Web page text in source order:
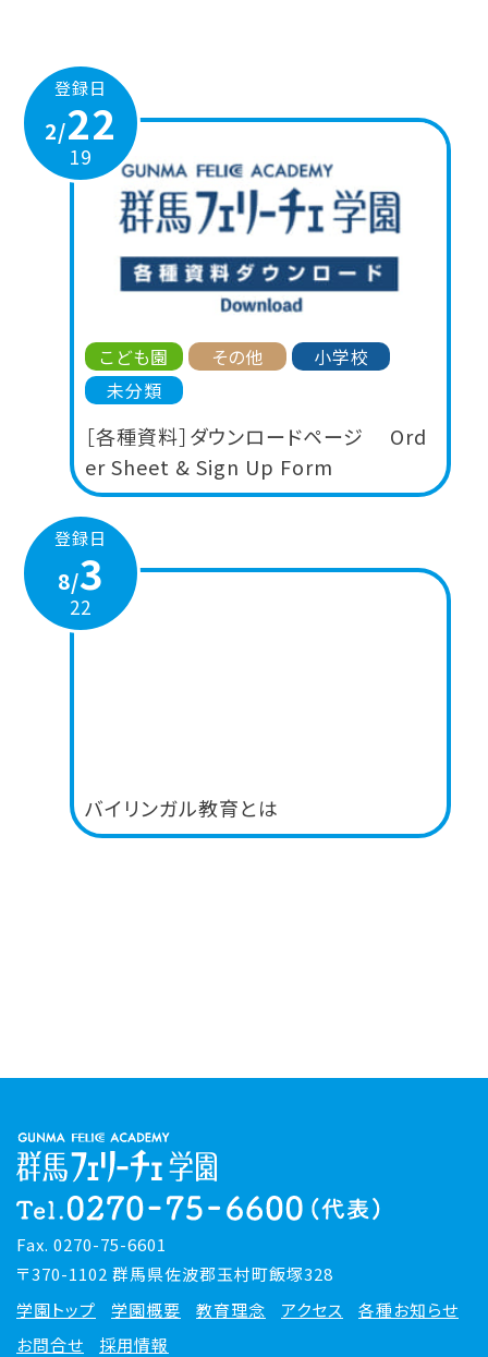
登録日
2/22
19
こども園 その他
小学校
未分類
［各種資料］ダウンロードページ Ord
er Sheet & Sign Up Form
登録日
8/3
22
バイリンガル教育とは
Fax. 0270-75-6601
〒370-1102 群馬県佐波郡玉村町飯塚328
学園トップ 学園概要 教育理念 アクセス
各種お知らせ
お問合せ
採用情報